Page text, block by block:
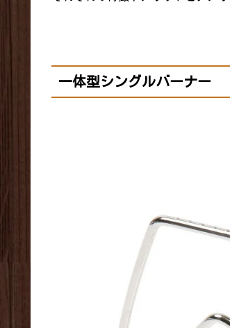
一体型シングルバーナー